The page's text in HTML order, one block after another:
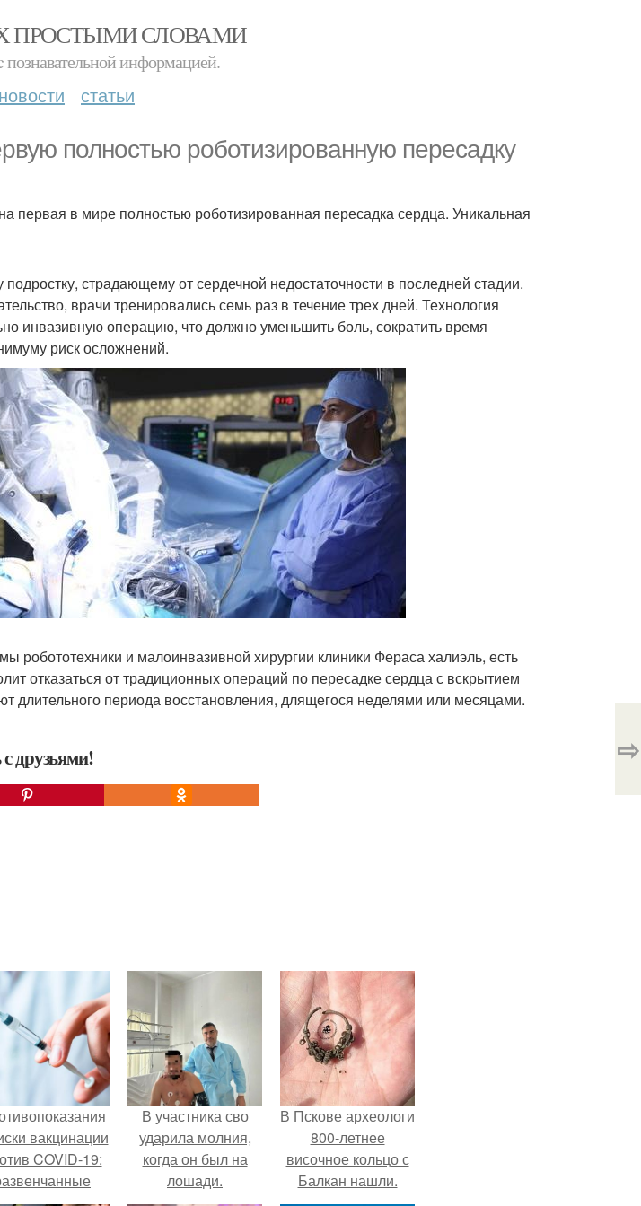
ПРОСТЫМИ СЛОВАМИ
информацией.
новости статьи
полностью роботизированную пересадку
первая в мире полностью роботизированная пересадка сердца. Уникальная
страдающему от сердечной недостаточности в последней стадии.
врачи тренировались семь раз в течение трех дней. Технология
инвазивную операцию, что должно уменьшить боль, сократить время
риск осложнений.
робототехники и малоинвазивной хирургии клиники Фераса халиэль, есть
отказаться от традиционных операций по пересадке сердца с вскрытием
длительного периода восстановления, длящегося неделями или месяцами.
друзьями! ⇨
вакцинации
COVID-19:
В участника сво
ударила молния,
когда он был на
лошади.
В Пскове археологи
800-летнее
височное кольцо с
Балкан нашли.